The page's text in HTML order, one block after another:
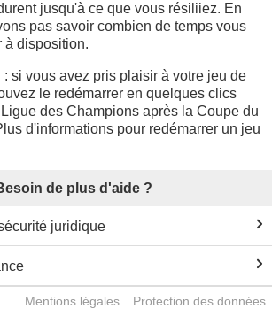
jusqu'à ce que vous résiliiez. En
pas savoir combien de temps vous
à disposition.
: si vous avez pris plaisir à votre jeu de
le redémarrer en quelques clics
des Champions après la Coupe du
d'informations pour redémarrer un jeu
de plus d'aide ?
juridique
Mentions légales Protection des données